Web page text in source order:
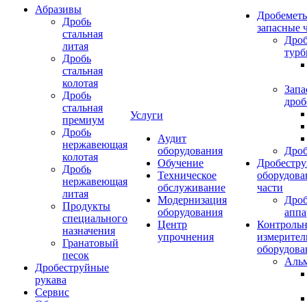
Абразивы
Дробь
стальная
литая
Дробь
стальная
колотая
Дробь
стальная
премиум
Дробь
нержавеющая
колотая
Дробь
нержавеющая
литая
Продукты
специального
назначения
Гранатовый
песок
Дробеструйные
рукава
Сервис
Услуги
Аудит
оборудования
Обучение
Техническое
обслуживание
Модернизация
оборудования
Центр
упрочнения
запасные
части